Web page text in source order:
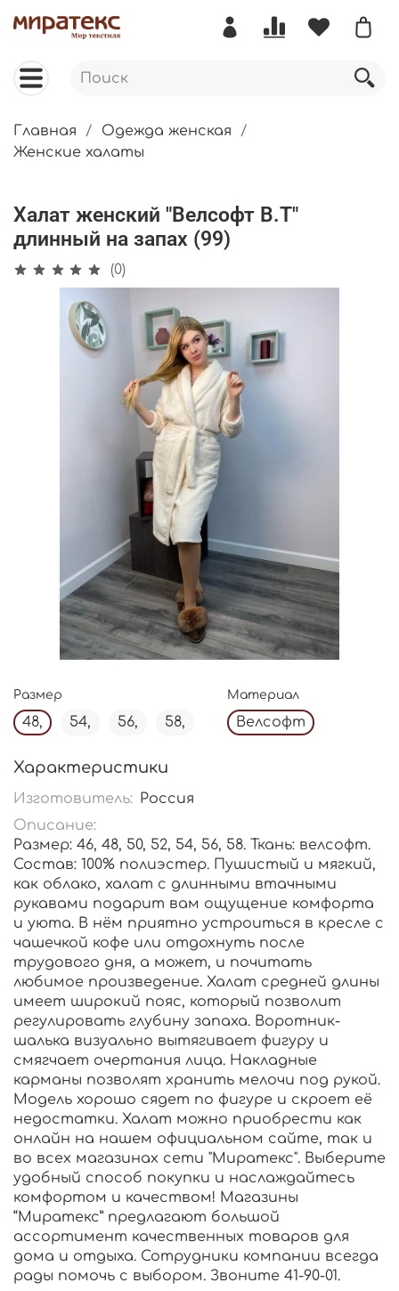
Главная
Одежда женская
Женские халаты
Халат женский "Велсофт В.Т"
длинный на запах (99)
(0)
Размер
48, 54, 56, 58,
Материал
Велсофт
Характеристики
Изготовитель: Россия
Описание:
Размер: 46, 48, 50, 52, 54, 56, 58. Ткань: велсофт.
Состав: 100% полиэстер. Пушистый и мягкий,
как облако, халат с длинными втачными
рукавами подарит вам ощущение комфорта
и уюта. В нём приятно устроиться в кресле с
чашечкой кофе или отдохнуть после
трудового дня, а может, и почитать
любимое произведение. Халат средней длины
имеет широкий пояс, который позволит
регулировать глубину запаха. Воротник-
шалька визуально вытягивает фигуру и
смягчает очертания лица. Накладные
карманы позволят хранить мелочи под рукой.
Модель хорошо сядет по фигуре и скроет её
недостатки. Халат можно приобрести как
онлайн на нашем официальном сайте, так и
во всех магазинах сети "Миратекс". Выберите
удобный способ покупки и наслаждайтесь
комфортом и качеством! Магазины
“Миратекс” предлагают большой
ассортимент качественных товаров для
дома и отдыха. Сотрудники компании всегда
рады помочь с выбором. Звоните 41-90-01.